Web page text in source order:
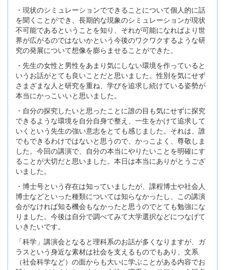
・現状のシミュレーションでできることについて個人的に話
を聞くことができ、長期的な現象のシミュレーションが現状
不可能であるということを知り、それが可能になればより世
界が広がるのではないかという今後のワクワクするような研
究の発展について想像を膨らませることができた。
・先生の女性と男性をあまり気にしない環境を作っていると
いうお話がとても良いことだと思いました。性別を気にせず
さまざまな人と研究を重ね、学びを追求し続けている姿勢が
本当にかっこいいと思いました。
・自分の探究したいと思ったことに誰の目も気にせずに探究
できるような環境を自分自身で整え、一生をかけて追求して
いくという先生の強い意志をとても感じました。それは、誰
でもできるわけではないと思うので、かっこよく、尊敬しま
した。今回の講演で、自分の本当にやりたいことを明確にす
ることが大切だと思いました。本日は本当にありがとうござ
いました。
・博士号という存在は知っていましたが、課程博士や社会人
博士などといった種類については知らなかったし、この講演
会がなければ知る機会もなかったと思うのでとても勉強にな
りました。今後は自分で調べてみて大学選択などにつなげて
いきたいです。
「科学」講演会となると理科系のお話が多くなりますが、ガ
ラスという身近な素材は社会を支えるものでもあり、文系
（社会科学など）の面からも大いに学ぶことがある内容でお